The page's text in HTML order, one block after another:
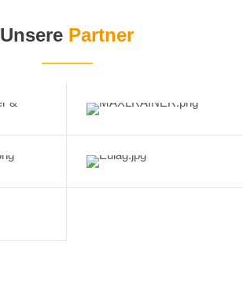
Unsere Partner